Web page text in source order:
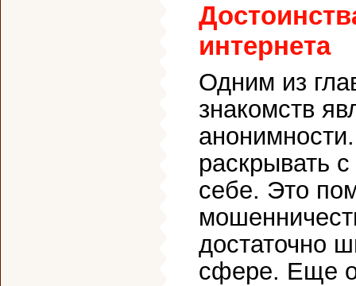
интернета
Одним из
знакомств
раскрывать
себе. Это
достаточно
сфере. Еще